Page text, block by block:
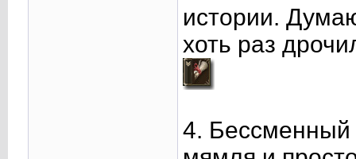
истории.
хоть раз
4. Бессменный